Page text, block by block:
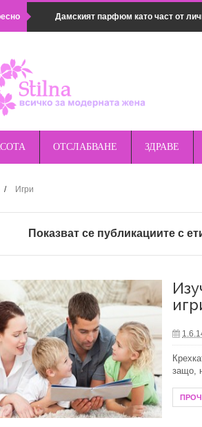
Дамският парфюм като част от
Как да комбинираш дамски връхни
Предимствата на магнитното
Основни грешки при косене на
Летни антиоксиданти за защита от
Как да почистим хладилника
Създаване на модерен душ кът в
Защо е важно да се доверите на
ОТСЛАБВАНЕ ЗДРАВЕ
/ Игри
Показват се публикациите с
защо,